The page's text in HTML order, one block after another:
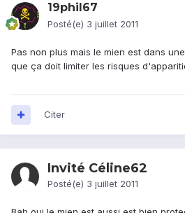
19phil67
Posté(e) 3 juillet 2011
Pas non plus mais le mien est dans
que ça doit limiter les risques
Citer
Invité Céline62
Posté(e) 3 juillet 2011